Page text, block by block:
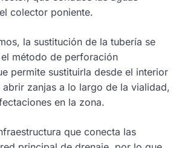
colector poniente.
la sustitución de la tubería se
método de perforación
permite sustituirla desde el interior
abrir zanjas a lo largo de la vialidad,
en la zona.
que conecta las